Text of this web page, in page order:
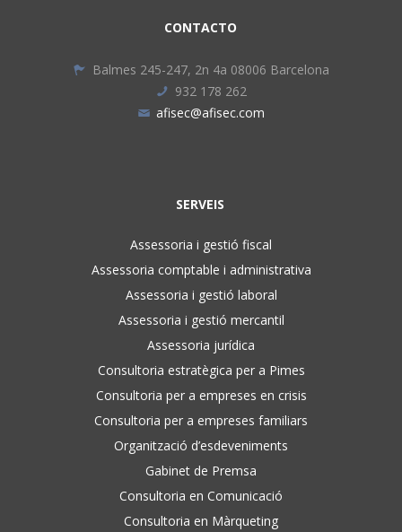
CONTACTO
Balmes 245-247, 2n 4a 08006 Barcelona
932 178 262
afisec@afisec.com
SERVEIS
Assessoria i gestió fiscal
Assessoria comptable i administrativa
Assessoria i gestió laboral
Assessoria i gestió mercantil
Assessoria jurídica
Consultoria estratègica per a Pimes
Consultoria per a empreses en crisis
Consultoria per a empreses familiars
Organització d’esdeveniments
Gabinet de Premsa
Consultoria en Comunicació
Consultoria en Màrqueting